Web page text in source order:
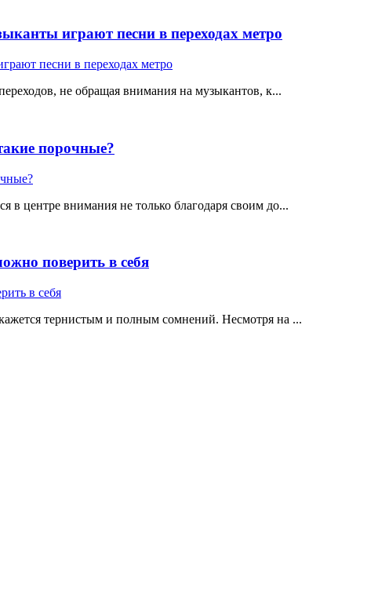
играют песни в переходах метро
не обращая внимания на музыкантов, к...
порочные?
в центре внимания не только благодаря своим до...
поверить в себя
тернистым и полным сомнений. Несмотря на ...